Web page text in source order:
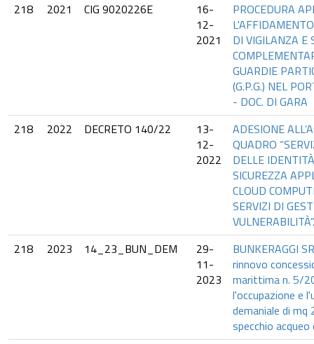
218
2021 CIG 9020226E
16-
12-
2021
PROCEDURA
DI VIGILANZA E
GUARDIE
(G.P.G.) NEL
- DOC. DI GARA
218
2022 DECRETO 140/22
13-
12-
2022
ADESIONE
QUADRO
DELLE
SICUREZZA
CLOUD
SERVIZI DI
VULNERABILITÀ”.
218
2023 14_23_BUN_DEM
29-
11-
2023
BUNKERAGGI
rinnovo
marittima n. 5/
l'occupazione e
demaniale di mq
specchio